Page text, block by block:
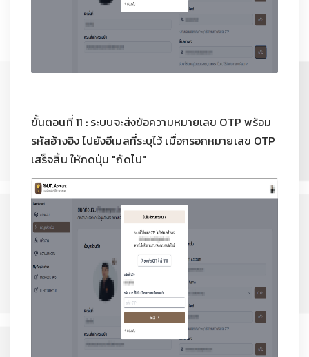
ขั้นตอนที่ 11 : ระบบจะส่งข้อความหมายเลข OTP พร้อม
รหัสอ้างอิง ไปยังอีเมลที่ระบุไว้ เมื่อกรอกหมายเลข OTP
เสร็จสิ้น ให้กดปุ่ม "ถัดไป"